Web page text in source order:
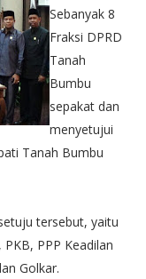
Sebanyak 8
Fraksi DPRD
Tanah
Bumbu
sepakat dan
menyetujui
Tanah Bumbu
tersebut, yaitu
PPP Keadilan
Golkar.